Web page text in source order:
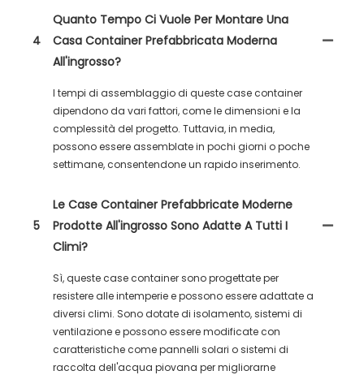
4
Quanto Tempo Ci Vuole Per Montare Una
Casa Container Prefabbricata Moderna
All'ingrosso?
I tempi di assemblaggio di queste case container
dipendono da vari fattori, come le dimensioni e la
complessità del progetto. Tuttavia, in media,
possono essere assemblate in pochi giorni o poche
settimane, consentendone un rapido inserimento.
5
Le Case Container Prefabbricate Moderne
Prodotte All'ingrosso Sono Adatte A Tutti I
Climi?
Sì, queste case container sono progettate per
resistere alle intemperie e possono essere adattate a
diversi climi. Sono dotate di isolamento, sistemi di
ventilazione e possono essere modificate con
caratteristiche come pannelli solari o sistemi di
raccolta dell'acqua piovana per migliorarne